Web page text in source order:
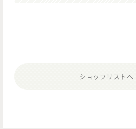
ショップリストへ